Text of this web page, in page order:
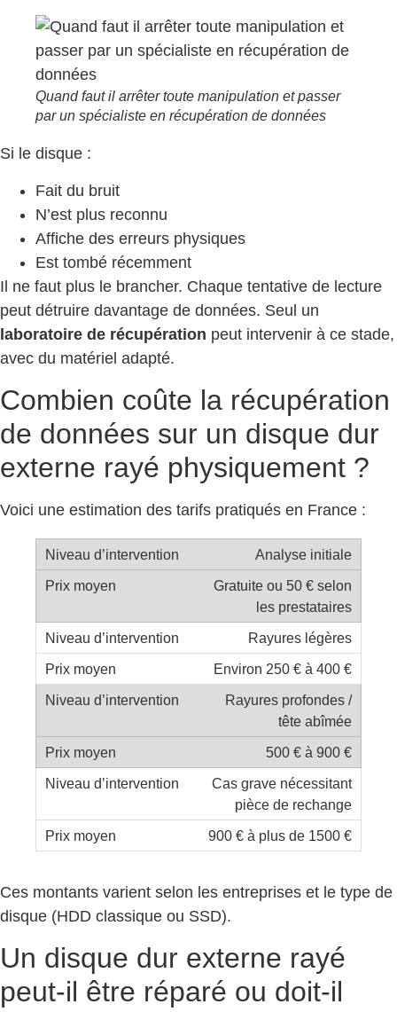
Quand faut il arrêter toute manipulation et passer
par un spécialiste en récupération de données
Si le disque :
Fait du bruit
N’est plus reconnu
Affiche des erreurs physiques
Est tombé récemment
Il ne faut plus le brancher. Chaque tentative de lecture
peut détruire davantage de données. Seul un
laboratoire de récupération peut intervenir à ce stade,
avec du matériel adapté.
Combien coûte la récupération
de données sur un disque dur
externe rayé physiquement ?
Voici une estimation des tarifs pratiqués en France :
Analyse initiale
Gratuite ou 50 € selon
les prestataires
Rayures légères
Environ 250 € à 400 €
Rayures profondes /
tête abîmée
500 € à 900 €
Cas grave nécessitant
pièce de rechange
900 € à plus de 1500 €
Ces montants varient selon les entreprises et le type de
disque (HDD classique ou SSD).
Un disque dur externe rayé
peut-il être réparé ou doit-il